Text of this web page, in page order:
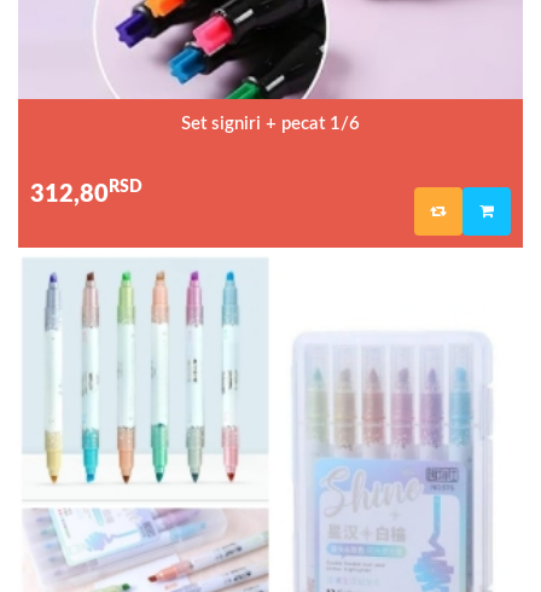
Set signiri + pecat 1/6
312,80 RSD